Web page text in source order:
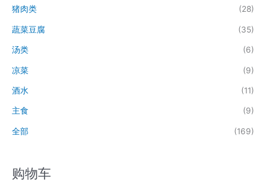
猪肉类 (28)
蔬菜豆腐 (35)
汤类 (6)
凉菜 (9)
酒水 (11)
主食 (9)
全部 (169)
购物车